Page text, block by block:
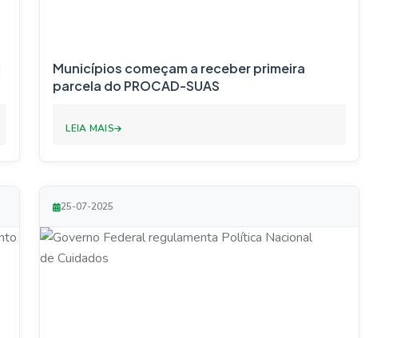
Municípios começam a receber primeira
parcela do PROCAD-SUAS
LEIA MAIS
25-07-2025